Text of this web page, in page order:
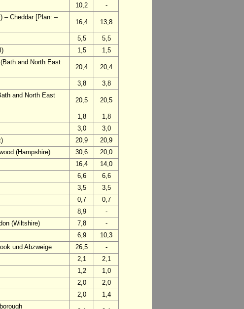
10,2
-
– Cheddar [Plan: –
16,4 13,8
5,5
5,5
1,5
1,5
and North East
20,4 20,4
3,8
3,8
and North East
20,5 20,5
1,8
1,8
3,0
3,0
20,9
20,9
(Hampshire) 30,6
20,0
16,4
14,0
6,6
6,6
3,5
3,5
0,7
0,7
8,9
-
(Wiltshire) 7,8
-
6,9
10,3
und Abzweige 26,5
-
2,1
2,1
1,2
1,0
2,0
2,0
2,0
1,4